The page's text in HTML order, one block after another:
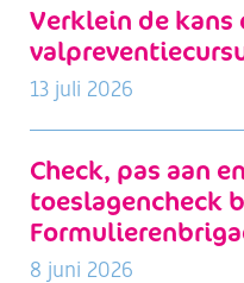
Verklein de kans
13 juli 2026
Check, pas aan
toeslagencheck
8 juni 2026